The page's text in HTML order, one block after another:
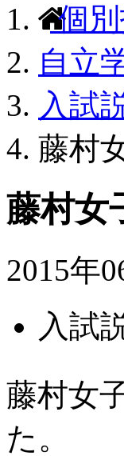
個
自立
入試
藤村
藤村女
2015年
入試
藤村女
た。